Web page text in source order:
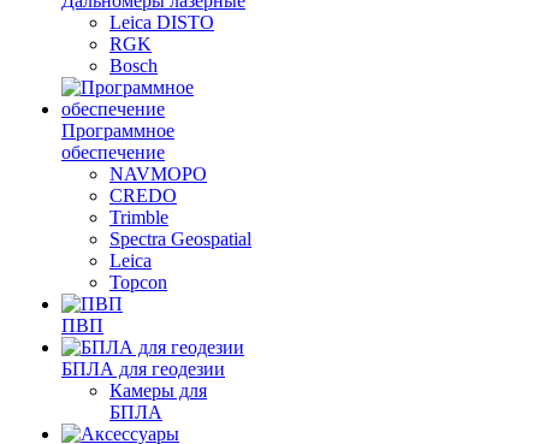
Leica DISTO
RGK
Bosch
Программное
обеспечение
NAVMOPO
CREDO
Trimble
Spectra Geospatial
Leica
Topcon
ПВП
БПЛА для геодезии
Камеры для
БПЛА